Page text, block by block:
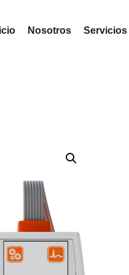
Nosotros Servicios